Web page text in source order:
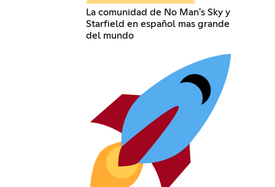
La comunidad de No Man's Sky y
Starfield en español mas grande
del mundo